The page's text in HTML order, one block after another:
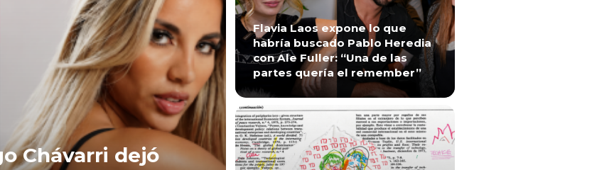
Chávarri dejó
Flavia Laos expone lo que
habría buscado Pablo Heredia
con Ale Fuller: “Una de las
partes quería el remember”